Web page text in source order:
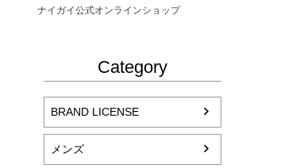
ナイガイ公式オンラインショップ
Category
BRAND LICENSE
メンズ